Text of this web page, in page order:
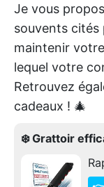
Je vous
souvents
maintenir
lequel votre
Retrouvez
cadeaux ! 🎄
❄️ Grattoir